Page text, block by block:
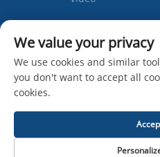
Diritti d'autore © Zhangjiagang Ipack
We value your privacy
We use cookies and similar
you don't want to accept all
cookies.